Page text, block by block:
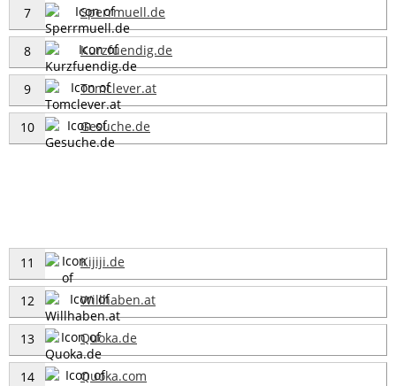
7 Sperrmuell.de
8 Kurzfuendig.de
9 Tomclever.at
10 Gesuche.de
11 Kijiji.de
12 Willhaben.at
13 Quoka.de
14 Quoka.com